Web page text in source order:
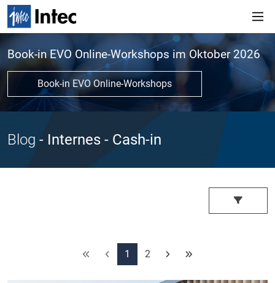
Book-in EVO Online-Workshops im Oktober 2026
Book-in EVO Online-Workshops
Blog - Internes - Cash-in
1 2